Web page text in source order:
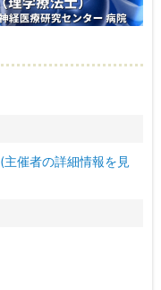
(主催者の詳細情報を見